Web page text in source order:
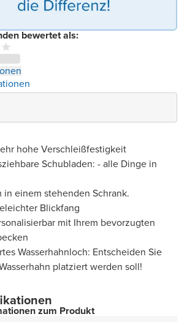
bewertet als:
hohe Verschleißfestigkeit
Schubladen: - alle Dinge in
in einem stehenden Schrank.
Blickfang
mit Ihrem bevorzugten
Wasserhahnloch: Entscheiden Sie
platziert werden soll!
zum Produkt